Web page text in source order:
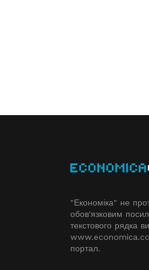
ECONOMICA
"Економіка" не
обов'язковим
текстового рядка
портал.